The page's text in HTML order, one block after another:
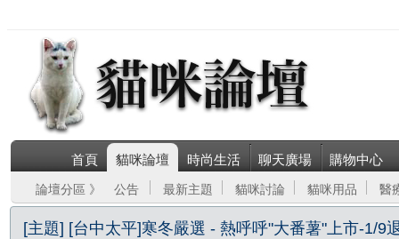
首頁 貓咪論壇 時尚生活 聊天廣場 購物中心
論壇分區 》 公告 最新主題 貓咪討論 貓咪用品 醫
[主題] [台中太平]寒冬嚴選 - 熱呼呼"大番薯"上市-1/9